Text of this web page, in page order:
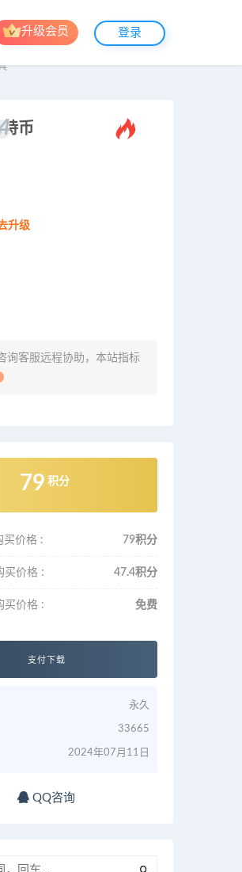
登录
升级会员
币
升级
询客服远程协助，本站指标
79 积分
价格 : 79积分
买价格 : 47.4积分
买价格 : 免费
支付下载
永久
33665
2024年07月11日
QQ咨询